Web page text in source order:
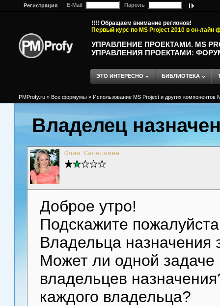
Регистрация E-Mail Пароль
!!!! Обращаем внимание регионов!
Первый курс по MS Project 2010 в он-лайн
УПРАВЛЕНИЕ ПРОЕКТАМИ. MS
УПРАВЛЕНИЯ ПРОЕКТАМИ:
ЭТО ИНТЕРЕСНО БИБЛИОТЕКА
PMProfy.ru » Все формумы » Использование MS Project и других компонентов
Владелец
Юлия Сапелкина
Доброе утро!
Подскажите
Владельца назначения
Может ли одной задаче
владельцев
каждого владельца?